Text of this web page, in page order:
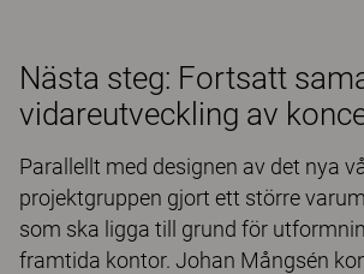
Nästa steg: Fortsatt
vidareutveckling av
Parallellt med designen av det nya
projektgruppen gjort ett större
som ska ligga till grund för
framtida kontor. Johan Mångsén